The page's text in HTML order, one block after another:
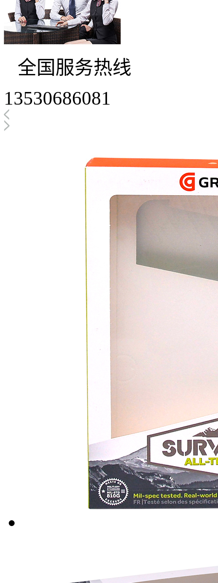
全国服务热线
13530686081